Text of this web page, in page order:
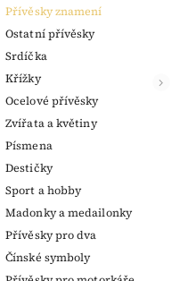
Přívěsky znamení
Ostatní přívěsky
Srdíčka
Křížky
Ocelové přívěsky
Zvířata a květiny
Písmena
Destičky
Sport a hobby
Madonky a medailonky
Přívěsky pro dva
Čínské symboly